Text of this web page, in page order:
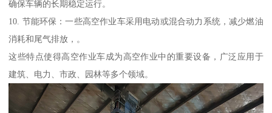
确保车辆的长期稳定运行。
10. 节能环保：一些高空作业车采用电动或混合动力系统，减少燃油
消耗和尾气排放，。
这些特点使得高空作业车成为高空作业中的重要设备，广泛应用于
建筑、电力、市政、园林等多个领域。